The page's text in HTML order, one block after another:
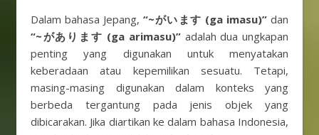
Dalam bahasa Jepang,“~がいます (ga imasu)”dan
“~があります (ga arimasu)”adalah dua ungkapan
penting yang digunakan untuk menyatakan
keberadaan atau kepemilikan sesuatu. Tetapi,
masing-masing digunakan dalam konteks yang
berbeda tergantung pada jenis objek yang
dibicarakan. Jika diartikan ke dalam bahasa Indonesia,